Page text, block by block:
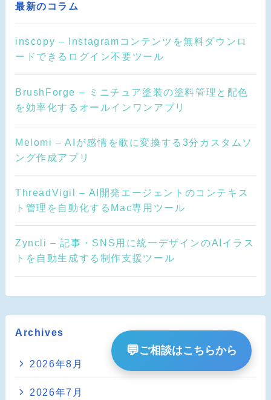
最新のコラム
inscopy – Instagramコンテンツを無料ダウンロ
ードできるログイン不要ツール
BrushForge – ミニチュア塗装の塗料管理と配色
を効率化するオールインワンアプリ
Melomi – AIが感情を歌に変換する3分カスタムソ
ング作成アプリ
ThreadVigil – AI開発エージェントのコンテキス
ト管理を自動化するMac専用ツール
Zyncli – 記事・SNS用に統一デザインのAIイラス
トを自動生成する制作支援ツール
Archives
2026年8月
2026年7月
💬ご相談はこちらから